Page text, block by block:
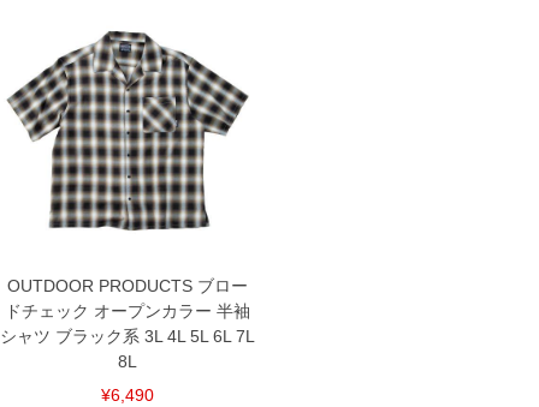
OUTDOOR PRODUCTS ブロー
ドチェック オープンカラー 半袖
シャツ ブラック系 3L 4L 5L 6L 7L
8L
¥6,490